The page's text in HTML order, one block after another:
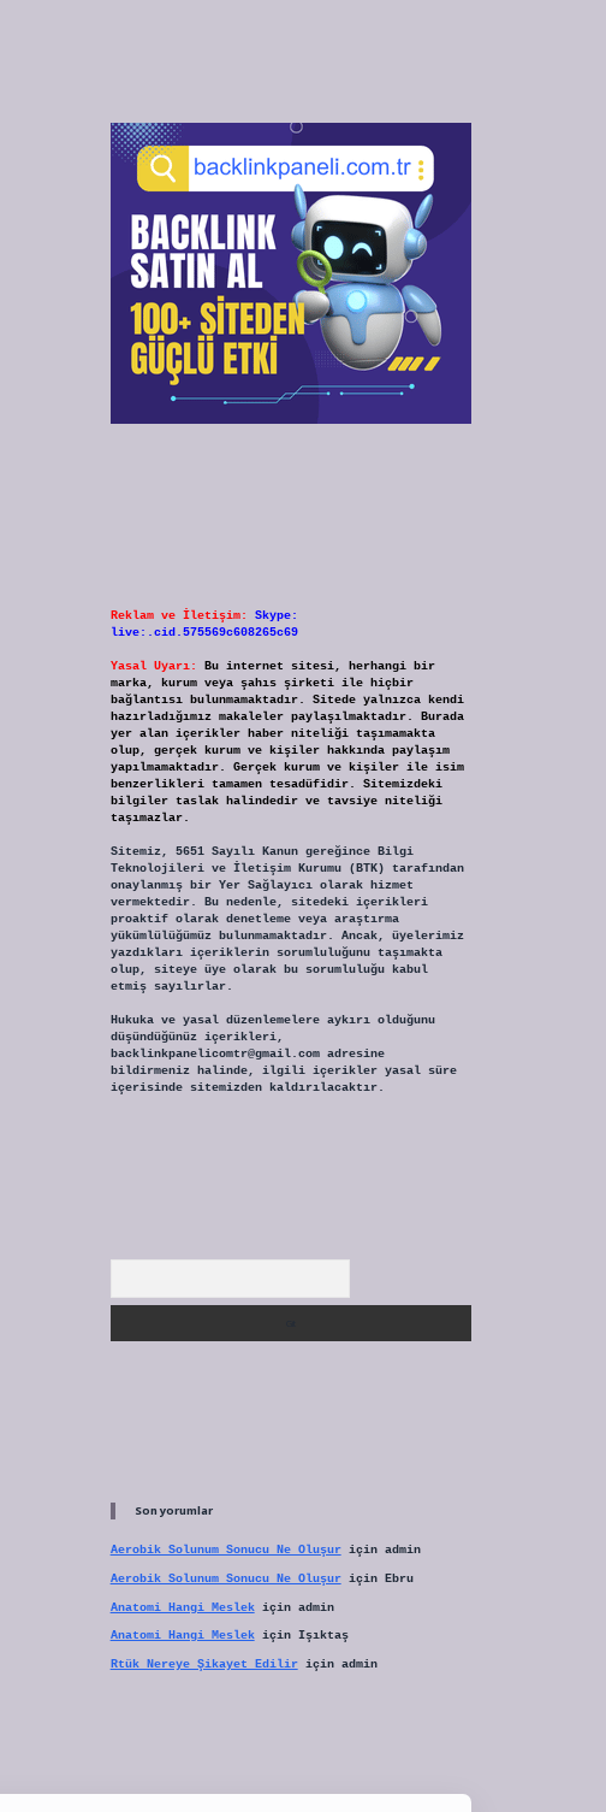
Reklam ve İletişim:
Skype:
live:.cid.575569c608265c69
Yasal Uyarı:
Bu internet sitesi, herhangi bir
marka, kurum veya şahıs şirketi ile hiçbir
bağlantısı bulunmamaktadır. Sitede yalnızca kendi
hazırladığımız makaleler paylaşılmaktadır. Burada
yer alan içerikler haber niteliği taşımamakta
olup, gerçek kurum ve kişiler hakkında paylaşım
yapılmamaktadır. Gerçek kurum ve kişiler ile isim
benzerlikleri tamamen tesadüfidir. Sitemizdeki
bilgiler taslak halindedir ve tavsiye niteliği
taşımazlar.
Sitemiz, 5651 Sayılı Kanun gereğince Bilgi
Teknolojileri ve İletişim Kurumu (BTK) tarafından
onaylanmış bir Yer Sağlayıcı olarak hizmet
vermektedir. Bu nedenle, sitedeki içerikleri
proaktif olarak denetleme veya araştırma
yükümlülüğümüz bulunmamaktadır. Ancak, üyelerimiz
yazdıkları içeriklerin sorumluluğunu taşımakta
olup, siteye üye olarak bu sorumluluğu kabul
etmiş sayılırlar.
Hukuka ve yasal düzenlemelere aykırı olduğunu
düşündüğünüz içerikleri,
backlinkpanelicomtr@gmail.comadresine
bildirmeniz halinde, ilgili içerikler yasal süre
içerisinde sitemizden kaldırılacaktır.
Son yorumlar
Aerobik Solunum Sonucu Ne Oluşuriçin admin
Aerobik Solunum Sonucu Ne Oluşuriçin Ebru
Anatomi Hangi Meslekiçin admin
Anatomi Hangi Meslekiçin Işıktaş
Rtük Nereye Şikayet Ediliriçin admin